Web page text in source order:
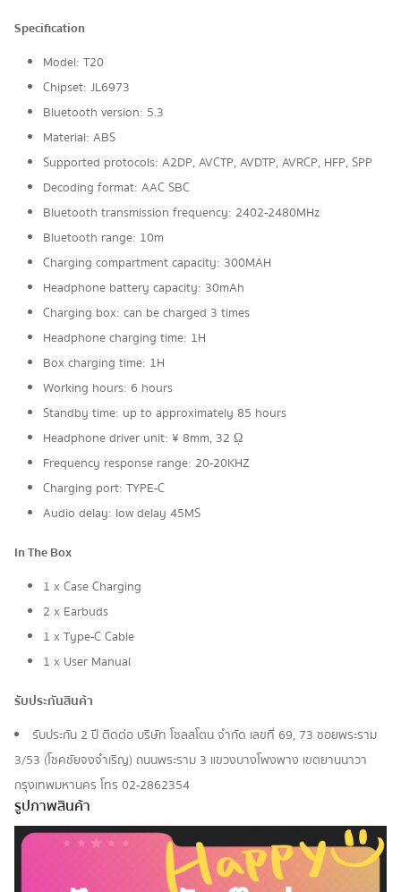
Specification
Model: T20
Chipset: JL6973
Bluetooth version: 5.3
Material: ABS
Supported protocols: A2DP, AVCTP, AVDTP, AVRCP, HFP, SPP
Decoding format: AAC SBC
Bluetooth transmission frequency: 2402-2480MHz
Bluetooth range: 10m
Charging compartment capacity: 300MAH
Headphone battery capacity: 30mAh
Charging box: can be charged 3 times
Headphone charging time: 1H
Box charging time: 1H
Working hours: 6 hours
Standby time: up to approximately 85 hours
Headphone driver unit: ¥ 8mm, 32 ῼ
Frequency response range: 20-20KHZ
Charging port: TYPE-C
Audio delay: low delay 45MS
In The Box
1 x Case Charging
2 x Earbuds
1 x Type-C Cable
1 x User Manual
รับประกันสินค้า
รับประกัน 2 ปี ติดต่อ บริษัท โซลสโตน จำกัด เลขที่ 69, 73 ซอยพระราม
3/53 (โชคชัยจงจำเริญ) ถนนพระราม 3 แขวงบางโพงพาง เขตยานนาวา
กรุงเทพมหานคร โทร 02-2862354
รูปภาพสินค้า